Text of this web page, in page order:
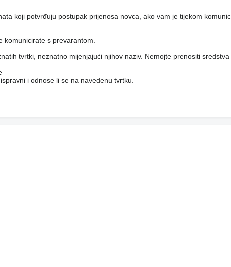
koji potvrđuju postupak prijenosa novca, ako vam je tijekom
komunicirate s prevarantom.
tvrtki, neznatno mijenjajući njihov naziv. Nemojte prenositi
i odnose li se na navedenu tvrtku.